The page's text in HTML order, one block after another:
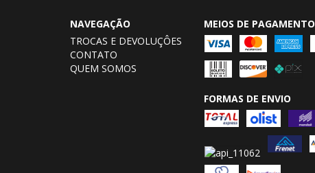
NAVEGAÇÃO
TROCAS E DEVOLUÇÔES
CONTATO
QUEM SOMOS
MEIOS DE PAGAMENTO
FORMAS DE ENVIO